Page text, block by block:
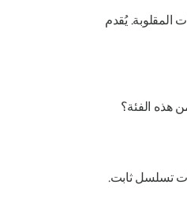
المقلوبة. يُقدم
هذه الفئة؟
حصة "المحارب الروحي". إنها حصة مكثفة وسريعة لمدة 60 دقيقة، ذات تسلسل ثابت.